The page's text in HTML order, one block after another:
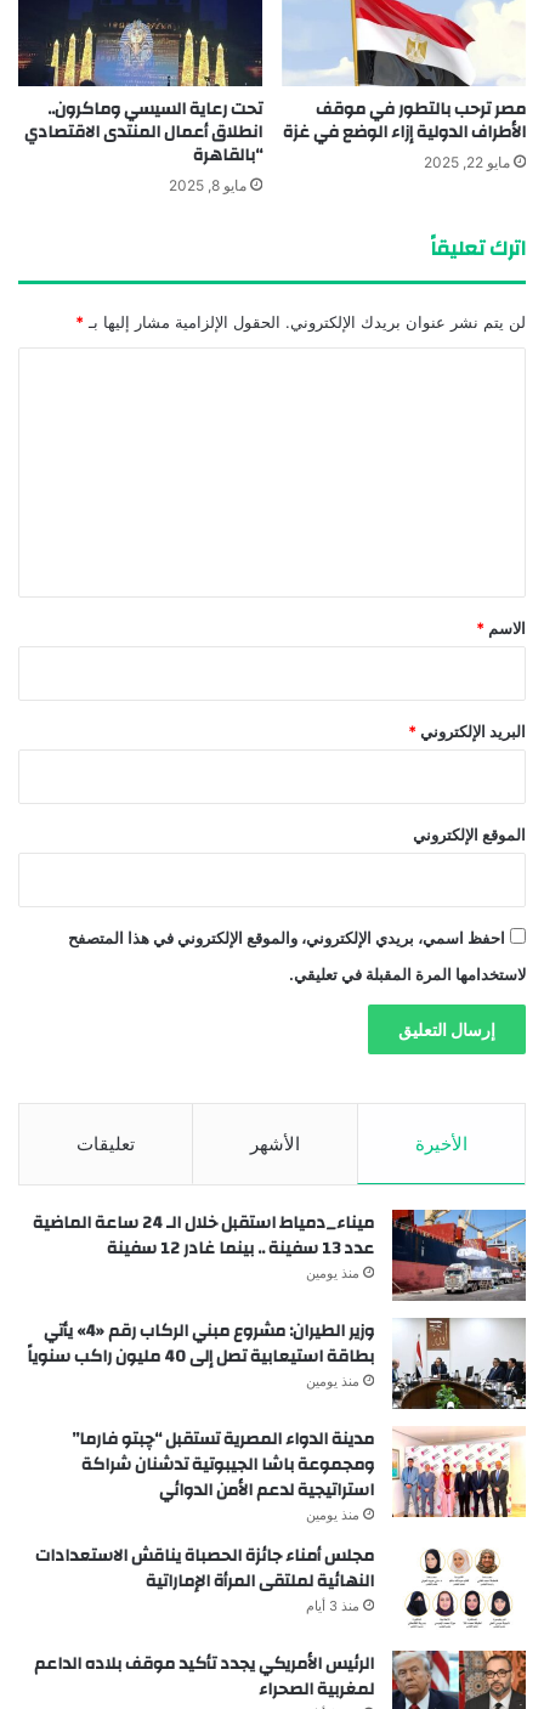
مصر ترحب بالتطور في موقف
الأطراف الدولية إزاء الوضع في غزة
مايو 22, 2025
تحت رعاية السيسي وماكرون..
انطلاق أعمال المنتدى الاقتصادي
“بالقاهرة
مايو 8, 2025
اترك تعليقاً
لن يتم نشر عنوان بريدك الإلكتروني. الحقول الإلزامية مشار إليها بـ *
*
الاسم *
البريد الإلكتروني *
الموقع الإلكتروني
احفظ اسمي، بريدي الإلكتروني، والموقع الإلكتروني في هذا المتصفح
لاستخدامها المرة المقبلة في تعليقي.
الأخيرة الأشهر تعليقات
ميناء_دمياط استقبل خلال الـ 24 ساعة الماضية
عدد 13 سفينة .. بينما غادر 12 سفينة
منذ يومين
وزير الطيران: مشروع مبني الركاب رقم «4» يأتي
بطاقة استيعابية تصل إلى 40 مليون راكب سنوياً
منذ يومين
مدينة الدواء المصرية تستقبل “چبتو فارما”
ومجموعة باشا الجيبوتية تدشنان شراكة
استراتيجية لدعم الأمن الدوائي
منذ يومين
مجلس أمناء جائزة الحصباة يناقش الاستعدادات
النهائية لملتقى المرأة الإماراتية
منذ 3 أيام
الرئيس الأمريكي يجدد تأكيد موقف بلاده الداعم
لمغربية الصحراء